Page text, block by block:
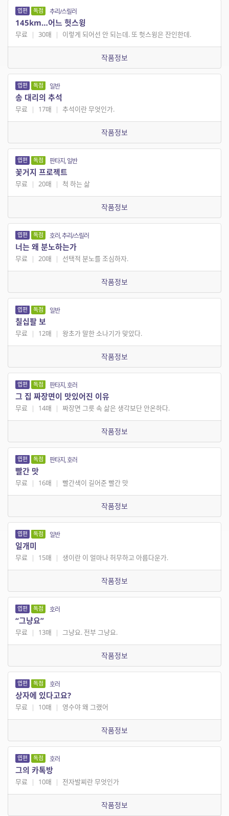
엽편 독점 추리/스릴러
145km…어느 헛스윙
무료 | 30매 | 이렇게 되어선 안 되는데. 또 헛스윙은 잔인한데.
작품정보
엽편 독점 일반
송 대리의 추석
무료 | 17매 | 추석이란 무엇인가.
작품정보
엽편 독점 판타지, 일반
꽃거지 프로젝트
무료 | 20매 | 척 하는 삶
작품정보
엽편 독점 호러, 추리/스릴러
너는 왜 분노하는가
무료 | 20매 | 선택적 분노를 조심하자.
작품정보
엽편 독점 일반
칠십팔 보
무료 | 12매 | 왕초가 말한 소나기가 맞았다.
작품정보
엽편 독점 판타지, 호러
그 집 짜장면이 맛있어진 이유
무료 | 14매 | 짜장면 그릇 속 삶은 생각보단 안온하다.
작품정보
엽편 독점 판타지, 호러
빨간 맛
무료 | 16매 | 빨간색이 길어준 빨간 맛
작품정보
엽편 독점 일반
일개미
무료 | 15매 | 생이란 이 얼마나 허무하고 아름다운가.
작품정보
엽편 독점 호러
“그냥요”
무료 | 13매 | 그냥요. 전부 그냥요.
작품정보
엽편 독점 호러
상자에 있다고요?
무료 | 10매 | 영수야 왜 그랬어
작품정보
엽편 독점 호러
그의 카톡방
무료 | 10매 | 전자발찌란 무엇인가
작품정보